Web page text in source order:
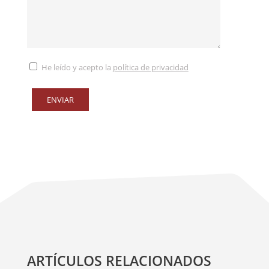
He leído y acepto la política de privacidad
ARTÍCULOS RELACIONADOS